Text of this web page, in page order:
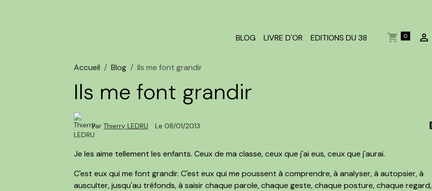
BLOG LIVRE D'OR EDITIONS DU 38 0
Accueil Blog Ils me font grandir
Ils me font grandir
ParThierry LEDRU Le 08/01/2013
Je les aime tellement les enfants. Ceux de ma classe, ceux que j'ai eus, ceux que j'aurai.
C'est eux qui me font grandir. C'est eux qui me poussent à comprendre, à analyser, à autopsier, à
ausculter, jusqu'au tréfonds, à saisir chaque parole, chaque geste, chaque posture, chaque regard,